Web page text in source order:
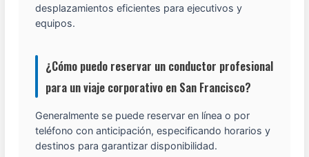
desplazamientos eficientes para ejecutivos y
equipos.
¿Cómo puedo reservar un conductor profesional
para un viaje corporativo en San Francisco?
Generalmente se puede reservar en línea o por
teléfono con anticipación, especificando horarios y
destinos para garantizar disponibilidad.